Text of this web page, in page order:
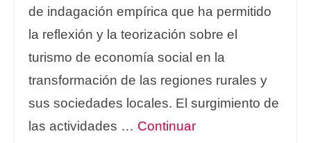
de indagación empírica que ha permitido
la reflexión y la teorización sobre el
turismo de economía social en la
transformación de las regiones rurales y
sus sociedades locales. El surgimiento de
las actividades … Continuar